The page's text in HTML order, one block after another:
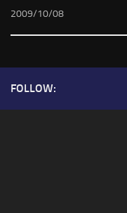
2009/10/08
FOLLOW: